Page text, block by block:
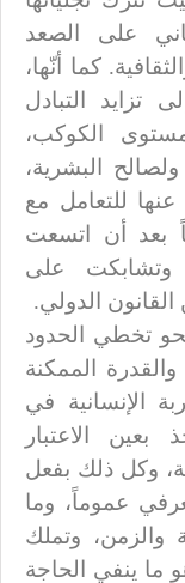
على الصعد
كما أنّها،
تزايد التبادل
الكوكب،
البشرية،
للتعامل مع
بعد أن اتسعت
وتشابكت على
الدولي.
تخطي الحدود
والقدرة الممكنة
الإنسانية في
بعين الاعتبار
وكل ذلك بفعل
عموماً، وما
والزمن، وتملك
ما ينفي الحاجة